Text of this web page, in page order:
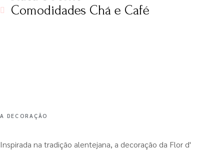
Comodidades Chá e Café
A DECORAÇÃO
Inspirada na tradição alentejana, a decoração da Flor d'